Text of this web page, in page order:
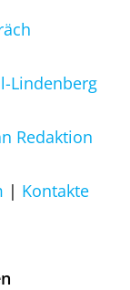
Lindenberg
Redaktion
Kontakte